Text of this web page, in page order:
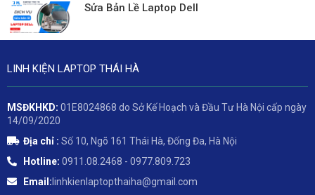
Sửa Bản Lề Laptop Dell
LINH KIỆN LAPTOP THÁI HÀ
MSĐKHKD: 01E8024868 do Sở Kế Hoạch và Đầu Tư Hà Nội cấp ngày
14/09/2020
Địa chỉ : Số 10, Ngõ 161 Thái Hà, Đống Đa, Hà Nội
Hotline: 0911.08.2468 - 0977.809.723
Email:linhkienlaptopthaiha@gmail.com